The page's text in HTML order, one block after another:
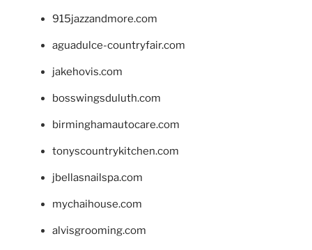
915jazzandmore.com
aguadulce-countryfair.com
jakehovis.com
bosswingsduluth.com
birminghamautocare.com
tonyscountrykitchen.com
jbellasnailspa.com
mychaihouse.com
alvisgrooming.com